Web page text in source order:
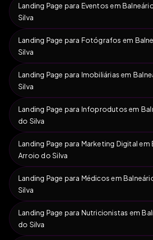
Landing Page para Eventos em
Silva
Landing Page para Fotógrafos em
Silva
Landing Page para Imobiliárias em
Silva
Landing Page para Infoprodutos em
do Silva
Landing Page para Marketing Digital em
Arroio do Silva
Landing Page para Médicos em
Silva
Landing Page para Nutricionistas em
do Silva